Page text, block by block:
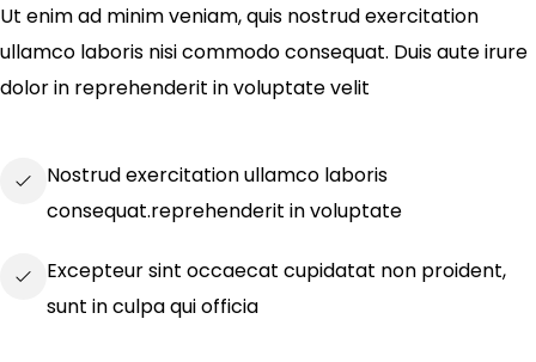
Ut enim ad minim veniam, quis nostrud exercitation
ullamco laboris nisi commodo consequat. Duis aute irure
dolor in reprehenderit in voluptate velit
Nostrud exercitation ullamco laboris
consequat.reprehenderit in voluptate
Excepteur sint occaecat cupidatat non proident,
sunt in culpa qui officia